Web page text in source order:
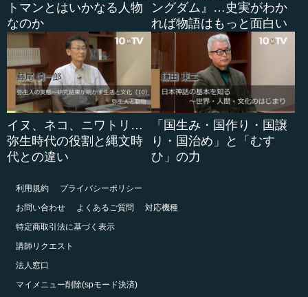
トマンとはいかなる人物
なのか
ングダム』…史実がわか
れば物語はもっと面白い
イヌ、ネコ、ニワトリ…
弥生時代の役割と縄文時
代との違い
「国生み・国作り・国譲
り・国治め」と「むす
ひ」の力
利用規約
プライバシーポリシー
お問い合わせ
よくあるご質問
対応機種
特定商取引法に基づく表示
講師リクエスト
法人窓口
マイメニュー削除(spモード決済)